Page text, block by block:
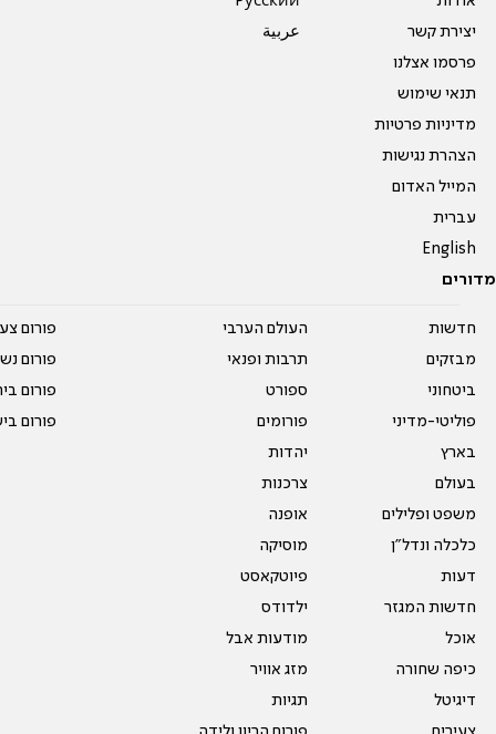
יצירת קשר
פרסמו אצלנו
תנאי שימוש
מדיניות פרטיות
הצהרת נגישות
המייל האדום
עברית
English
عربية
מדורים
חדשות
מבזקים
ביטחוני
פוליטי-מדיני
בארץ
בעולם
משפט ופלילים
כלכלה ונדל"ן
דעות
חדשות המגזר
אוכל
כיפה שחורה
דיגיטל
העולם הערבי
תרבות ופנאי
ספורט
פורומים
יהדות
צרכנות
אופנה
מוסיקה
פיוטקאסט
ילדודס
מודעות אבל
מזג אוויר
תגיות
פורום
פורום
פורום
פורום